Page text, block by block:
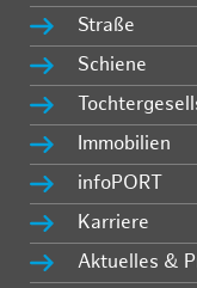
Straße
Schiene
Immobilien
infoPORT
Karriere
Aktuelles &